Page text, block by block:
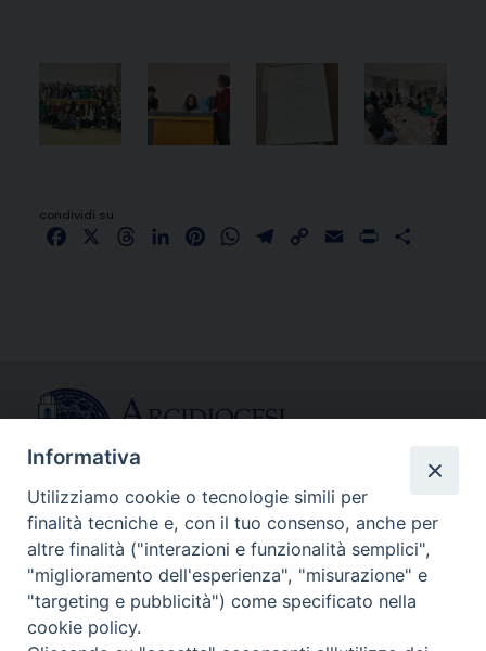
condividi su
FacebookThreadsLinkedInPinterestWhatsApp
Telegram
Copy Email Print
CONTATTI
info@fermodiocesi.it
pec:economato.diocesifermo@legalmail.it
Informativa
Utilizziamo cookie o tecnologie simili per
finalità tecniche e, con il tuo consenso, anche per
altre finalità ("interazioni e funzionalità semplici",
"miglioramento dell'esperienza", "misurazione" e
"targeting e pubblicità") come specificato nella
cookie policy.